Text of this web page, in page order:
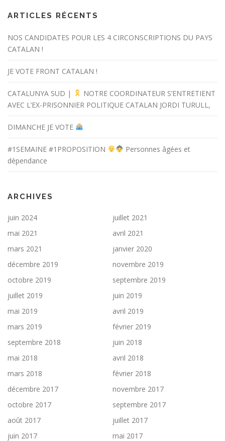
ARTICLES RÉCENTS
NOS CANDIDATES POUR LES 4 CIRCONSCRIPTIONS DU PAYS
CATALAN !
JE VOTE FRONT CATALAN !
CATALUNYA SUD |
NOTRE COORDINATEUR S’ENTRETIENT
AVEC L’EX-PRISONNIER POLITIQUE CATALAN JORDI TURULL,
DIMANCHE JE VOTE
#1SEMAINE #1PROPOSITION
Personnes âgées et
dépendance
ARCHIVES
juin 2024
juillet 2021
mai 2021
avril 2021
mars 2021
janvier 2020
décembre 2019
novembre 2019
octobre 2019
septembre 2019
juillet 2019
juin 2019
mai 2019
avril 2019
mars 2019
février 2019
septembre 2018
juin 2018
mai 2018
avril 2018
mars 2018
février 2018
décembre 2017
novembre 2017
octobre 2017
septembre 2017
août 2017
juillet 2017
juin 2017
mai 2017